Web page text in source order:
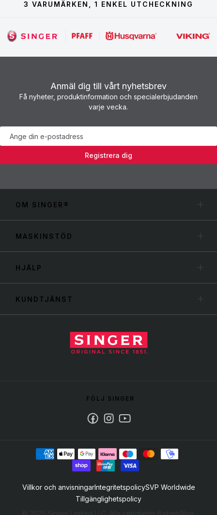
3 VARUMÄRKEN, 1 ENKEL UTCHECKNING
Anmäl dig till vårt nyhetsbrev
Få nyheter, produktinformation och specialerbjudanden
varje vecka.
Nyhetsbrev
Registrera dig
OM SINGER®
MASKINSTÖD
HJÄLP
KUNDTJÄNST
FÖLJ SINGER
Villkor och anvisningarIntegritetspolicySVP Worldwide
Tillgänglighetspolicy